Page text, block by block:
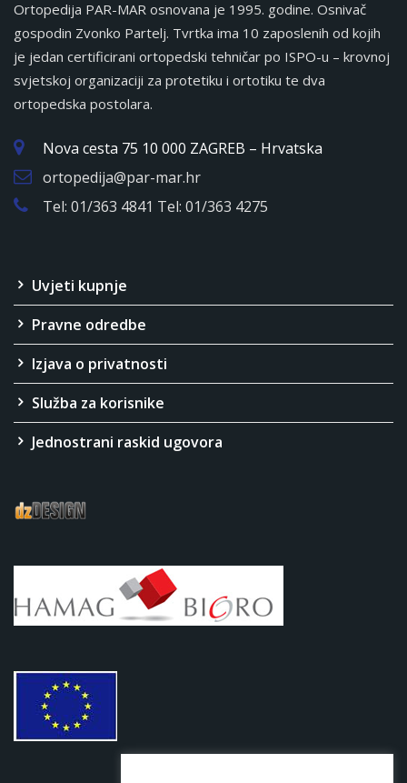
Ortopedija PAR-MAR osnovana je 1995. godine. Osnivač
gospodin Zvonko Partelj. Tvrtka ima 10 zaposlenih od kojih
je jedan certificirani ortopedski tehničar po ISPO-u – krovnoj
svjetskoj organizaciji za protetiku i ortotiku te dva
ortopedska postolara.
Nova cesta 75 10 000 ZAGREB – Hrvatska
ortopedija@par-mar.hr
Tel: 01/363 4841 Tel: 01/363 4275
Uvjeti kupnje
Pravne odredbe
Izjava o privatnosti
Služba za korisnike
Jednostrani raskid ugovora